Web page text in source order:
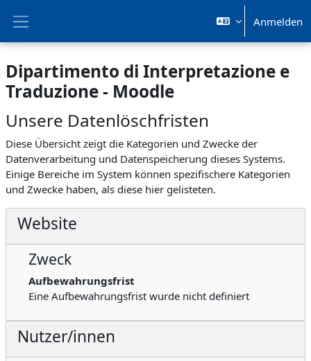
Anmelden
Dipartimento di Interpretazione e
Traduzione - Moodle
Unsere Datenlöschfristen
Diese Übersicht zeigt die Kategorien und Zwecke der
Datenverarbeitung und Datenspeicherung dieses Systems.
Einige Bereiche im System können spezifischere Kategorien
und Zwecke haben, als diese hier gelisteten.
Website
Zweck
Aufbewahrungsfrist
Eine Aufbewahrungsfrist wurde nicht definiert
Nutzer/innen